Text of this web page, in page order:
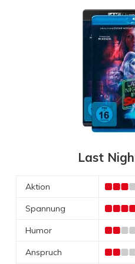
Last
Aktion
Spannung
Humor
Anspruch